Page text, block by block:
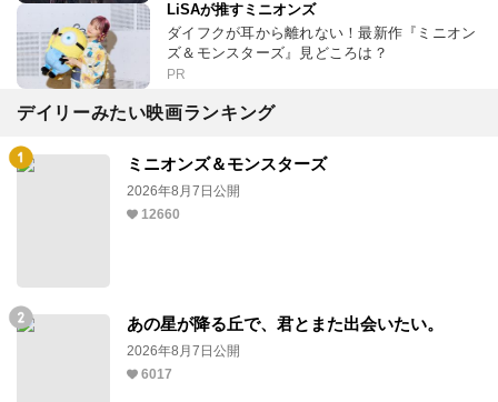
LiSAが推すミニオンズ
ダイフクが耳から離れない！最新作『ミニオン
ズ＆モンスターズ』見どころは？
PR
デイリーみたい映画ランキング
ミニオンズ＆モンスターズ
2026年8月7日公開
12660
あの星が降る丘で、君とまた出会いたい。
2026年8月7日公開
6017